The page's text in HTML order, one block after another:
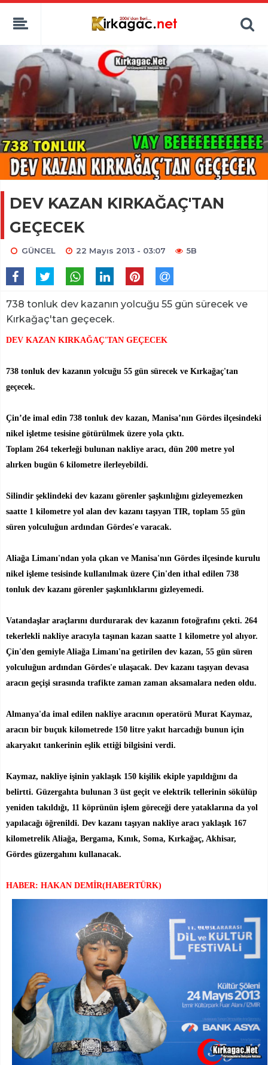
DEV KAZAN KIRKAĞAÇ'TAN
GEÇECEK
GÜNCEL 22 Mayıs 2013 - 03:07 5B
738 tonluk dev kazanın yolcuğu 55 gün sürecek ve
Kırkağaç'tan geçecek.
DEV KAZAN KIRKAĞAÇ'TAN GEÇECEK
738 tonluk dev kazanın yolcuğu 55 gün sürecek ve Kırkağaç'tan
geçecek.
Çin’de imal edin 738 tonluk dev kazan, Manisa’nın Gördes ilçesindeki
nikel işletme tesisine götürülmek üzere yola çıktı.
Toplam 264 tekerleği bulunan nakliye aracı, dün 200 metre yol
alırken bugün 6 kilometre ilerleyebildi.
Silindir şeklindeki dev kazanı görenler şaşkınlığını gizleyemezken
saatte 1 kilometre yol alan dev kazanı taşıyan TIR, toplam 55 gün
süren yolculuğun ardından Gördes'e varacak.
Aliağa Limanı'ndan yola çıkan ve Manisa'nın Gördes ilçesinde kurulu
nikel işleme tesisinde kullanılmak üzere Çin'den ithal edilen 738
tonluk dev kazanı görenler şaşkınlıklarını gizleyemedi.
Vatandaşlar araçlarını durdurarak dev kazanın fotoğrafını çekti. 264
tekerlekli nakliye aracıyla taşınan kazan saatte 1 kilometre yol alıyor.
Çin'den gemiyle Aliağa Limanı'na getirilen dev kazan, 55 gün süren
yolculuğun ardından Gördes'e ulaşacak. Dev kazanı taşıyan devasa
aracın geçişi sırasında trafikte zaman zaman aksamalara neden oldu.
Almanya'da imal edilen nakliye aracının operatörü Murat Kaymaz,
aracın bir buçuk kilometrede 150 litre yakıt harcadığı bunun için
akaryakıt tankerinin eşlik ettiği bilgisini verdi.
Kaymaz, nakliye işinin yaklaşık 150 kişilik ekiple yapıldığını da
belirtti. Güzergahta bulunan 3 üst geçit ve elektrik tellerinin sökülüp
yeniden takıldığı, 11 köprünün işlem göreceği dere yataklarına da yol
yapılacağı öğrenildi. Dev kazanı taşıyan nakliye aracı yaklaşık 167
kilometrelik Aliağa, Bergama, Kınık, Soma, Kırkağaç, Akhisar,
Gördes güzergahını kullanacak.
HABER: HAKAN DEMİR(HABERTÜRK)